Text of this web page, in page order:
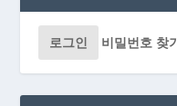
로그인 비밀번호 찾기